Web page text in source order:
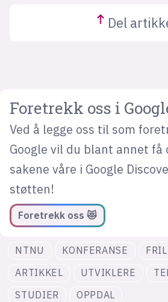
Del
Foretrekk oss i
Ved å legge oss til som
Google vil du blant annet få
sakene våre i Google
støtten!
Foretrekk oss 😻
NTNU KONFERANSE
ARTIKKEL
UTVIKLERE
STUDIER
OPPDAL